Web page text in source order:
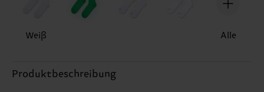
Weiß Alle
Produktbeschreibung